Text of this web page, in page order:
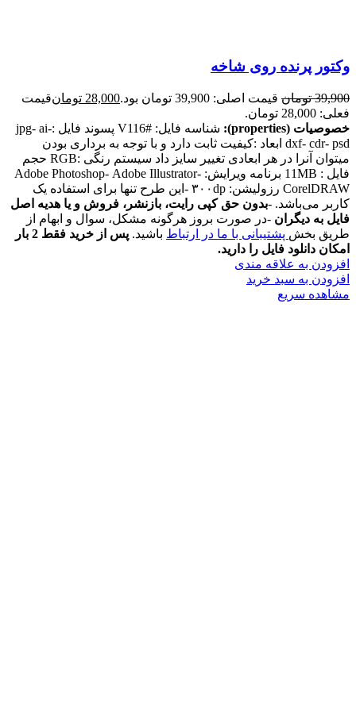
وکتور پرنده روی شاخه
39,900 تومان قیمت اصلی: 39,900 تومان بود. 28,000 تومانقیمت
فعلی: 28,000 تومان.
خصوصیات (properties):
شناسه فایل: #V116 پسوند فایل :jpg- ai-
dxf- cdr- psd ابعاد :کیفیت ثابت دارد و با توجه به برداری بودن
میتوان آنرا در هر ابعادی تغییر سایز داد سیستم رنگی :RGB حجم
فایل : 11MB برنامه ویرایش: Adobe Photoshop- Adobe Illustrator-
CorelDRAW رزولیشن: ۳۰۰dp -این طرح تنها برای استفاده یک
کاربر می‌باشد. -بدون حق کپی رایت، بازنشر، فروش و یا هدیه اصل
فایل به دیگران -در صورت بروز هرگونه مشکل، سوال و ابهام از
طریق بخش پشتیبانی با ما در ارتباط باشید.
پس از خرید فقط 2 بار
امکان دانلود فایل را دارید.
افزودن به علاقه مندی
افزودن به سبد خرید
مشاهده سریع